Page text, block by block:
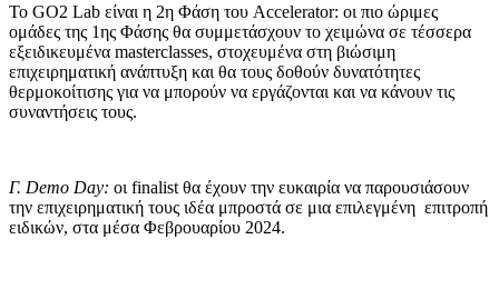
To GO2 Lab είναι η 2η Φάση του Accelerator: οι πιο ώριμες
ομάδες της 1ης Φάσης θα συμμετάσχουν το χειμώνα σε τέσσερα
εξειδικευμένα masterclasses, στοχευμένα στη βιώσιμη
επιχειρηματική ανάπτυξη και θα τους δοθούν δυνατότητες
θερμοκοίτισης για να μπορούν να εργάζονται και να κάνουν τις
συναντήσεις τους.
Γ. Demo Day: οι finalist θα έχουν την ευκαιρία να παρουσιάσουν
την επιχειρηματική τους ιδέα μπροστά σε μια επιλεγμένη επιτροπή
ειδικών, στα μέσα Φεβρουαρίου 2024.